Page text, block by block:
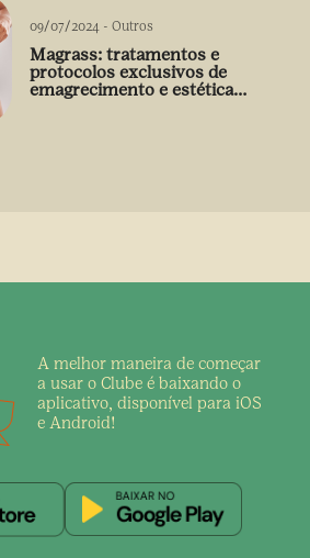
09/07/2024 - Outros
Magrass: tratamentos e
protocolos exclusivos de
emagrecimento e estética
A melhor maneira de começar
a usar o Clube é baixando o
aplicativo, disponível para iOS
e Android!